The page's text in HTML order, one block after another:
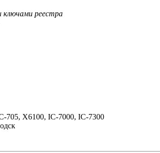
реестра
705, X6100, IC-7000, IC-7300